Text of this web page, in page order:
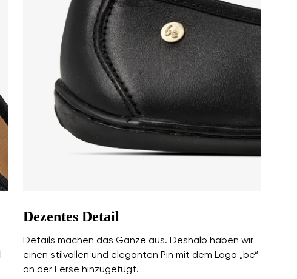
Dezentes Detail
Details machen das Ganze aus. Deshalb haben wir
einen stilvollen und eleganten Pin mit dem Logo „be“
an der Ferse hinzugefügt.
dieser Bedingungenund deren